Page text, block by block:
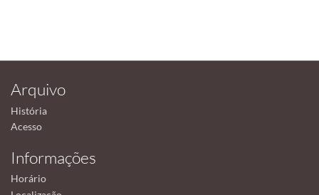
Arquivo
História
Acesso
Informações
Horário